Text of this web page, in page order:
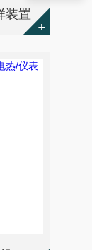
装置